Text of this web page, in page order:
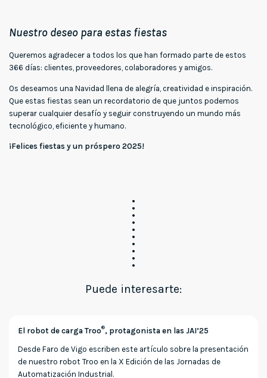
vídeo
Nuestro deseo para estas fiestas
Queremos agradecer a todos los que han formado parte de estos
366 días: clientes, proveedores, colaboradores y amigos.
Os deseamos una Navidad llena de alegría, creatividad e inspiración.
Que estas fiestas sean un recordatorio de que juntos podemos
superar cualquier desafío y seguir construyendo un mundo más
tecnológico, eficiente y humano.
¡Felices fiestas y un próspero 2025!
Puede interesarte:
El robot de carga Troo®, protagonista en las JAI’25
Desde Faro de Vigo escriben este artículo sobre la presentación
de nuestro robot Troo en la X Edición de las Jornadas de
Automatización Industrial.